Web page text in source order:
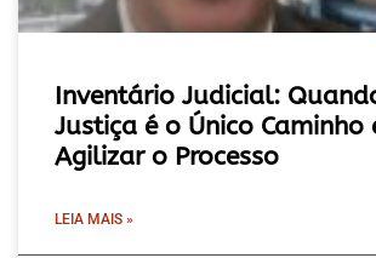
Inventário Judicial:
Justiça é o Único Caminho
Agilizar o Processo
LEIA MAIS »